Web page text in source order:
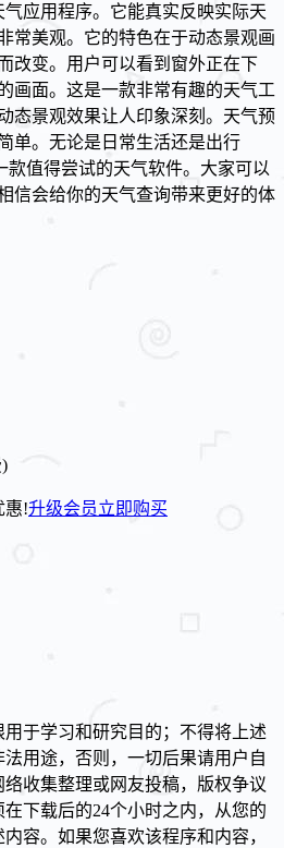
气应用程序。它能真实反映实际天
常美观。它的特色在于动态景观画
改变。用户可以看到窗外正在下
画面。这是一款非常有趣的天气工
态景观效果让人印象深刻。天气预
单。无论是日常生活还是出行
款值得尝试的天气软件。大家可以
信会给你的天气查询带来更好的体
惠!升级会员立即购买
用于学习和研究目的；不得将上述
用途，否则，一切后果请用户自
收集整理或网友投稿，版权争议
下载后的24个小时之内，从您的
容。如果您喜欢该程序和内容，